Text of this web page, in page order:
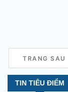
TRANG SAU
TIN TIÊU ĐIỂM